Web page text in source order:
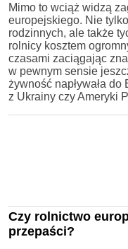
Mimo to wciąż widzą
europejskiego. Nie
rodzinnych, ale także
rolnicy kosztem
czasami zaciągając
w pewnym sensie
żywność napływała
z Ukrainy czy Ameryki
Czy rolnictwo
przepaści?